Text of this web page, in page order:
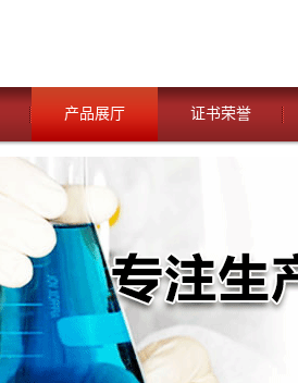
产品展厅 证书荣誉